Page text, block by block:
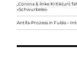
„Corona & linke Kritik(un)
»Schwurbelei«
Antifa-Prozess in Fulda –